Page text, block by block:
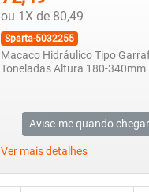
ou 1X de 80,49
Sparta-5032255
Macaco Hidráulico Tipo
Toneladas Altura 180-340mm
Avise-me quando chegar
Ver mais detalhes